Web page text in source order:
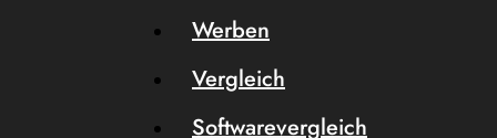
Werben
Vergleich
Softwarevergleich